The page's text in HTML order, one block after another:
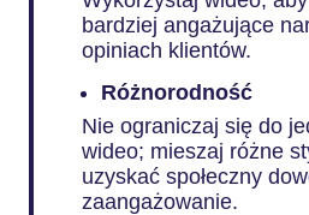
bardziej angażujące
opiniach klientów.
Różnorodność
Nie ograniczaj się do
wideo; mieszaj różne
uzyskać społeczny
zaangażowanie.